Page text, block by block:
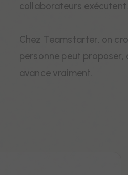
collaborateurs exécutent.
Chez Teamstarter, on
personne peut
avance vraiment.